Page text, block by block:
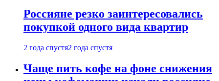
Россияне резко заинтересовались
покупкой одного вида квартир
2 года спустя2 года спустя
Чаще пить кофе на фоне снижения